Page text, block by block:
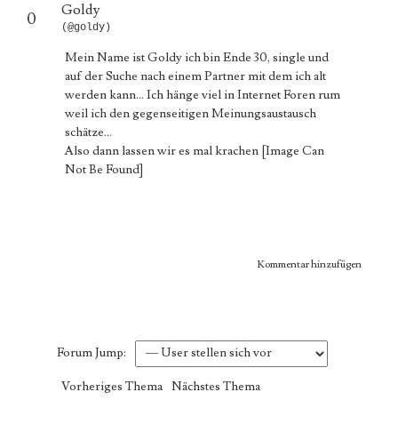
0 Goldy
(@goldy)
Mein Name ist Goldy ich bin Ende 30, single und
auf der Suche nach einem Partner mit dem ich alt
werden kann... Ich hänge viel in Internet Foren rum
weil ich den gegenseitigen Meinungsaustausch
schätze...
Also dann lassen wir es mal krachen [Image Can
Not Be Found]
Kommentar hinzufügen
Forum Jump:
Vorheriges Thema Nächstes Thema